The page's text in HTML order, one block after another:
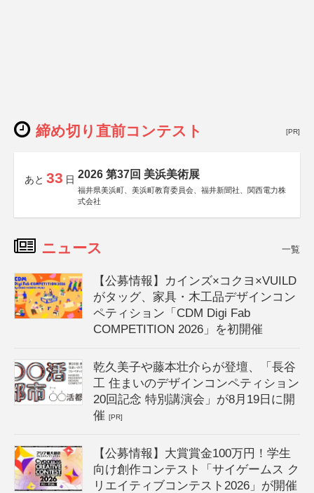
締め切り直前コンテスト [PR]
あと 33 日 2026 第37回 美浜美術展
福井県美浜町、美浜町教育委員会、福井新聞社、関西電力株
式会社
ニュース 一覧
【公募情報】カインズ×コクヨ×VUILD
がタッグ、家具・木工品デザインコン
ペティション「CDM Digi Fab
COMPETITION 2026」を初開催
乾久美子や藤本壮介らが登壇、「長谷
工 住まいのデザインコンペティション
20回記念 特別講演会」が8月19日に開
催[PR]
【公募情報】大賞賞金100万円！学生
向け創作コンテスト「サイゲームス ク
リエイティブコンテスト2026」が開催